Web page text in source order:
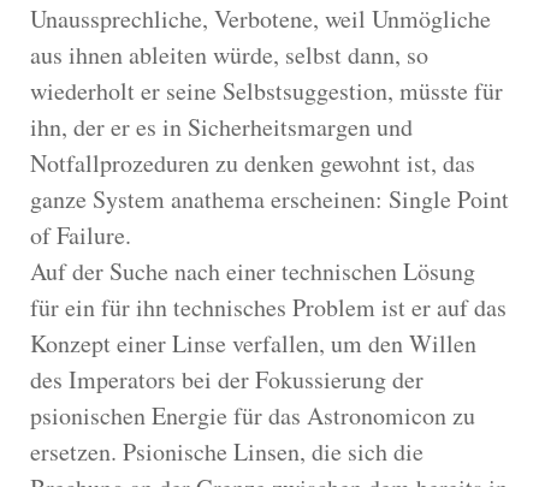
Unaussprechliche, Verbotene, weil Unmögliche
aus ihnen ableiten würde, selbst dann, so
wiederholt er seine Selbstsuggestion, müsste für
ihn, der er es in Sicherheitsmargen und
Notfallprozeduren zu denken gewohnt ist, das
ganze System anathema erscheinen: Single Point
of Failure.
Auf der Suche nach einer technischen Lösung
für ein für ihn technisches Problem ist er auf das
Konzept einer Linse verfallen, um den Willen
des Imperators bei der Fokussierung der
psionischen Energie für das Astronomicon zu
ersetzen. Psionische Linsen, die sich die